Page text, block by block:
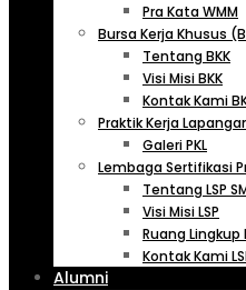
Pra Kata WMM
Bursa Kerja Khusus
Tentang BKK
Visi Misi BKK
Kontak Kami
Praktik Kerja
Galeri PKL
Lembaga Sertifikasi
Tentang LSP
Visi Misi LSP
Ruang Lingkup
Kontak Kami
Alumni